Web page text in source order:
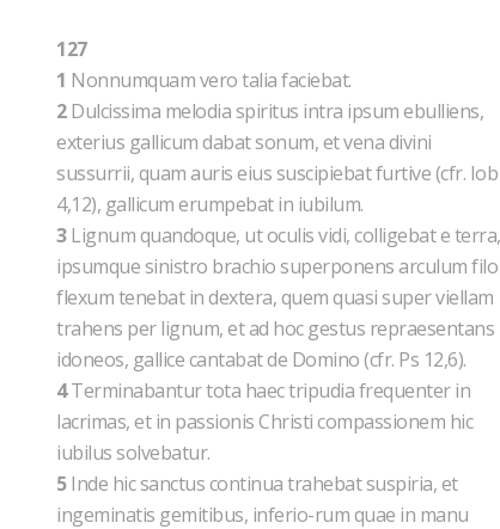
127
1 Nonnumquam vero talia faciebat.
2Dulcissima melodia spiritus intra ipsum ebulliens,
exterius gallicum dabat sonum, et vena divini
sussurrii, quam auris eius suscipiebat furtive (cfr. Iob
4,12), gallicum erumpebat in iubilum.
3Lignum quandoque, ut oculis vidi, colligebat e terra,
ipsumque sinistro brachio superponens arculum filo
flexum tenebat in dextera, quem quasi super viellam
trahens per lignum, et ad hoc gestus repraesentans
idoneos, gallice cantabat de Domino (cfr. Ps 12,6).
4Terminabantur tota haec tripudia frequenter in
lacrimas, et in passionis Christi compassionem hic
iubilus solvebatur.
5Inde hic sanctus continua trahebat suspiria, et
ingeminatis gemitibus, inferio-rum quae in manu